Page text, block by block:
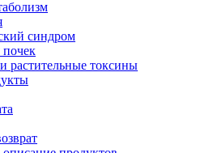
синдром
почек
растительные токсины